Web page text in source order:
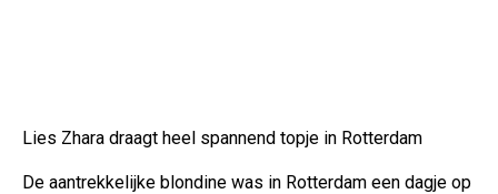
Lies Zhara draagt heel spannend topje in Rotterdam
De aantrekkelijke blondine was in Rotterdam een dagje op